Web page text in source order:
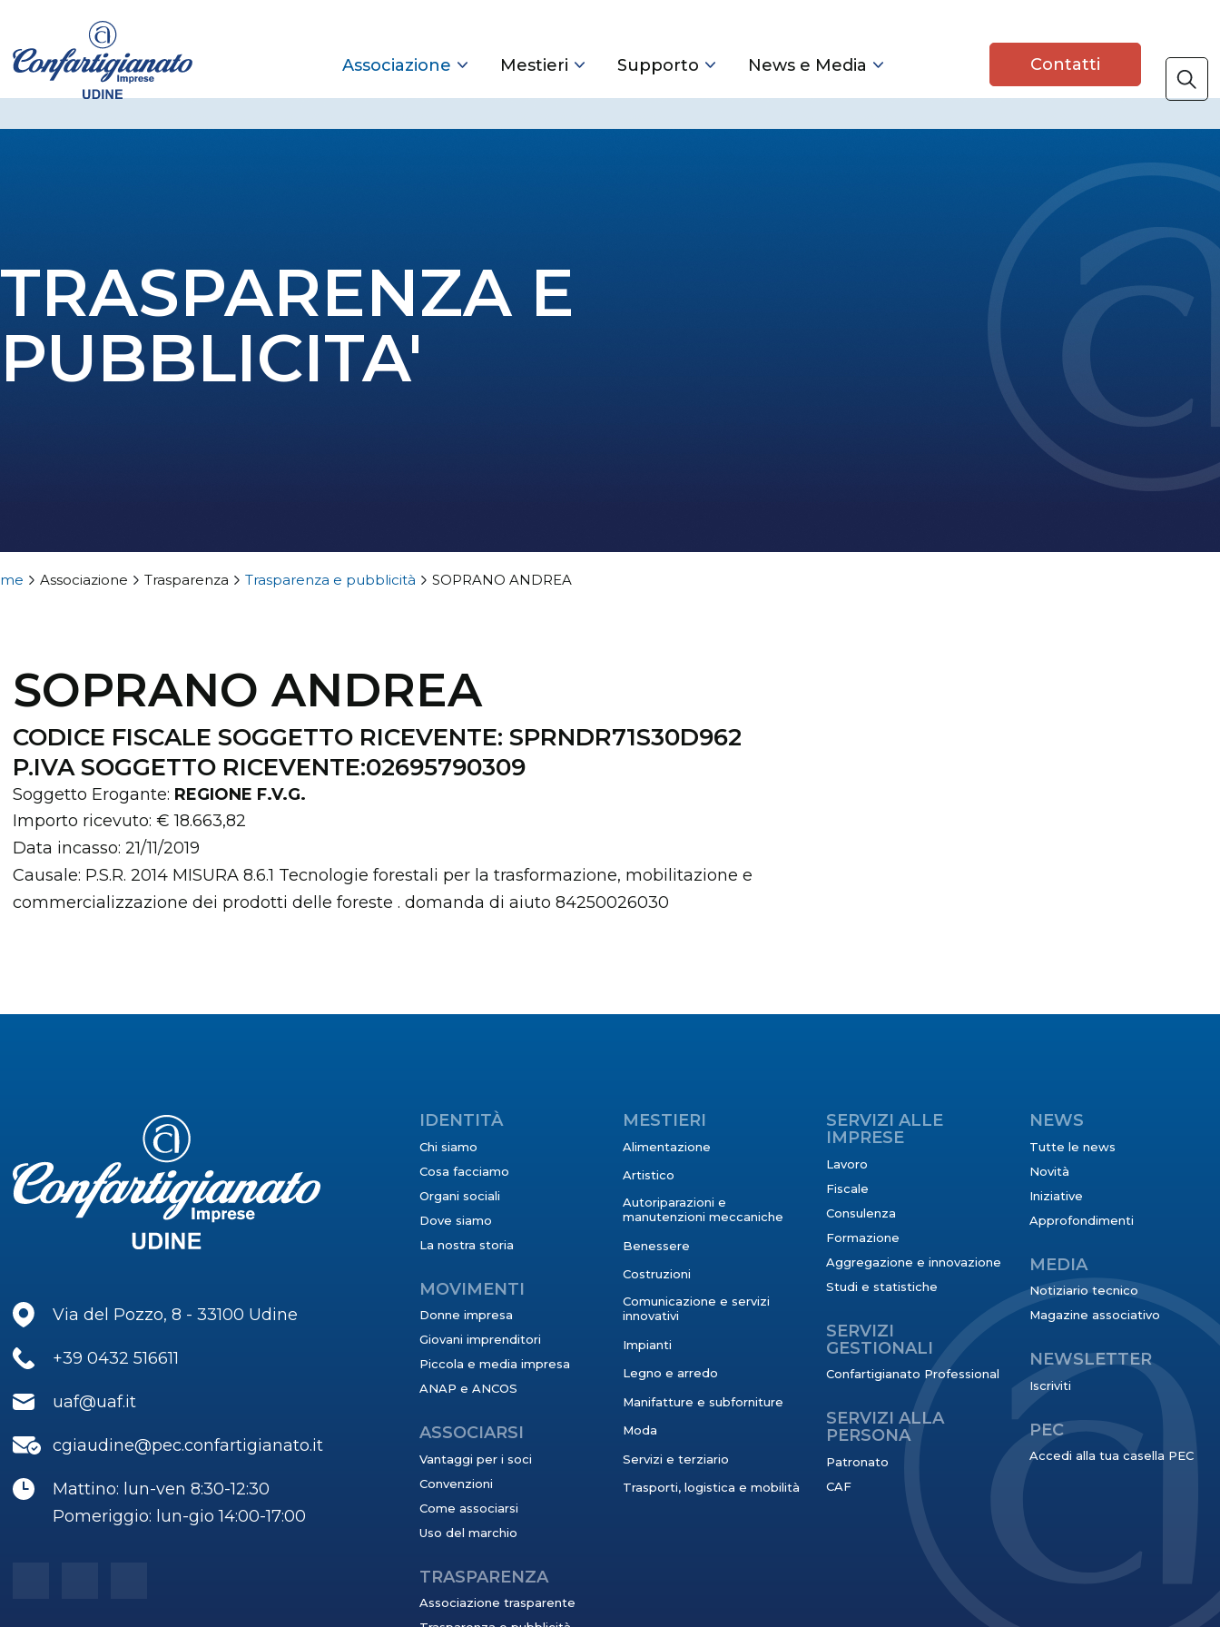
Associazione Mestieri Supporto News e Media Contatti
TRASPARENZA E
PUBBLICITA'
Associazione Trasparenza Trasparenza e pubblicità SOPRANO ANDREA
SOPRANO ANDREA
CODICE FISCALE SOGGETTO RICEVENTE: SPRNDR71S30D962
P.IVA SOGGETTO RICEVENTE:02695790309
Soggetto Erogante: REGIONE F.V.G.
Importo ricevuto: € 18.663,82
Data incasso: 21/11/2019
Causale: P.S.R. 2014 MISURA 8.6.1 Tecnologie forestali per la trasformazione, mobilitazione e
commercializzazione dei prodotti delle foreste . domanda di aiuto 84250026030
IDENTITÀ
Chi siamo
Cosa facciamo
Organi sociali
Dove siamo
La nostra storia
MOVIMENTI
Donne impresa
Giovani imprenditori
Piccola e media impresa
ANAP e ANCOS
ASSOCIARSI
Vantaggi per i soci
Convenzioni
Come associarsi
Uso del marchio
TRASPARENZA
Associazione trasparente
MESTIERI
Alimentazione
Artistico
Autoriparazioni e
manutenzioni meccaniche
Benessere
Costruzioni
Comunicazione e servizi
innovativi
Impianti
Legno e arredo
Manifatture e subforniture
Moda
Servizi e terziario
Trasporti, logistica e mobilità
SERVIZI ALLE
IMPRESE
Lavoro
Fiscale
Consulenza
Formazione
Aggregazione e innovazione
Studi e statistiche
SERVIZI
GESTIONALI
Confartigianato Professional
SERVIZI ALLA
PERSONA
Patronato
CAF
NEWS
Tutte le news
Novità
Iniziative
Approfondimenti
MEDIA
Notiziario tecnico
Magazine associativo
NEWSLETTER
Iscriviti
PEC
Accedi alla tua casella PEC
Via del Pozzo, 8 - 33100 Udine
+39 0432 516611
uaf@uaf.it
cgiaudine@pec.confartigianato.it
Mattino: lun-ven 8:30-12:30
Pomeriggio: lun-gio 14:00-17:00